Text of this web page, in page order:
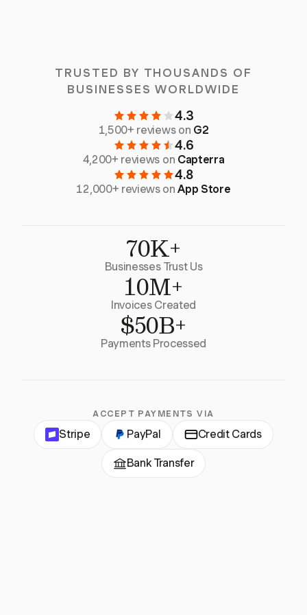
TRUSTED BY THOUSANDS OF
BUSINESSES WORLDWIDE
4.3
1,500+ reviews on G2
4.6
4,200+ reviews on Capterra
4.8
12,000+ reviews onApp Store
70K+
Businesses Trust Us
10M+
Invoices Created
$50B+
Payments Processed
ACCEPT PAYMENTS VIA
Stripe PayPal Credit Cards
Bank Transfer